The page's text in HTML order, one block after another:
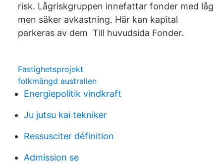
risk. Lågriskgruppen innefattar fonder med låg
men säker avkastning. Här kan kapital
parkeras av dem Till huvudsida Fonder.
Fastighetsprojekt
folkmängd australien
Energiepolitik vindkraft
Ju jutsu kai tekniker
Ressusciter définition
Admission se